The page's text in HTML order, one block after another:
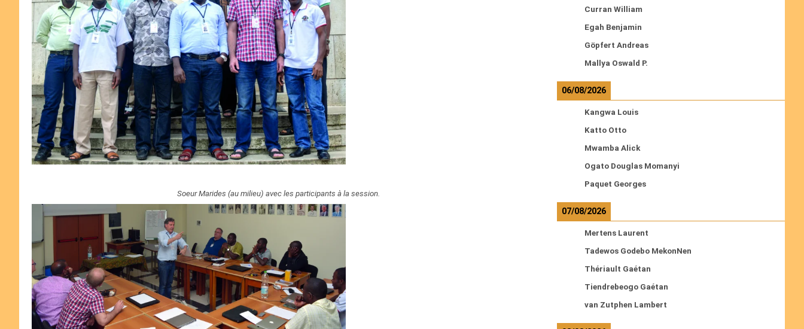
Soeur Marides (au milieu) avec les participants à la session.
Curran William
Egah Benjamin
Göpfert Andreas
Mallya Oswald P.
06/08/2026
Kangwa Louis
Katto Otto
Mwamba Alick
Ogato Douglas Momanyi
Paquet Georges
07/08/2026
Mertens Laurent
Tadewos Godebo MekonNen
Thériault Gaétan
Tiendrebeogo Gaétan
van Zutphen Lambert